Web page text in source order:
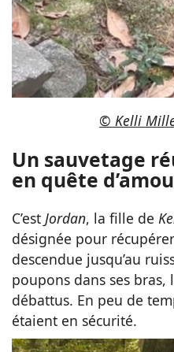
© Kelli
Un sauvetage
en quête
C’est Jordan, la fille de
désignée pour
descendue jusqu’au
poupons dans ses bras,
débattus. En peu de
étaient en sécurité.